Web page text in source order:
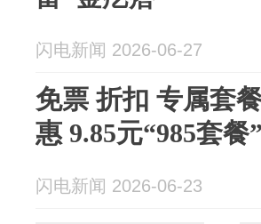
闪电新闻 2026-06-27
免票 折扣 专属套
惠 9.85元“985套餐
闪电新闻 2026-06-23